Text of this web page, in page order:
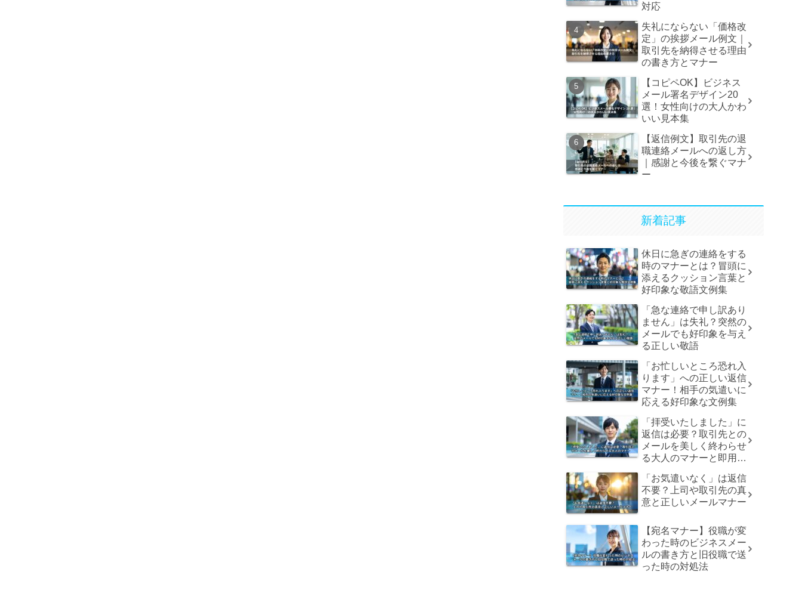
対応
失礼にならない「価格改
定」の挨拶メール例文｜
取引先を納得させる理由
の書き方とマナー
【コピペOK】ビジネス
メール署名デザイン20
選！女性向けの大人かわ
いい見本集
【返信例文】取引先の退
職連絡メールへの返し方
｜感謝と今後を繋ぐマナ
ー
新着記事
休日に急ぎの連絡をする
時のマナーとは？冒頭に
添えるクッション言葉と
好印象な敬語文例集
「急な連絡で申し訳あり
ません」は失礼？突然の
メールでも好印象を与え
る正しい敬語
「お忙しいところ恐れ入
ります」への正しい返信
マナー！相手の気遣いに
応える好印象な文例集
「拝受いたしました」に
返信は必要？取引先との
メールを美しく終わらせ
る大人のマナーと即用文
「お気遣いなく」は返信
不要？上司や取引先の真
意と正しいメールマナー
【宛名マナー】役職が変
わった時のビジネスメー
ルの書き方と旧役職で送
った時の対処法